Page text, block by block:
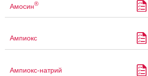
Амосин®
Ампиокс
Ампиокс-натрий